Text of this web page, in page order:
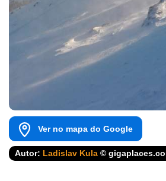
Ver no mapa do Google
Autor: Ladislav Kula ©